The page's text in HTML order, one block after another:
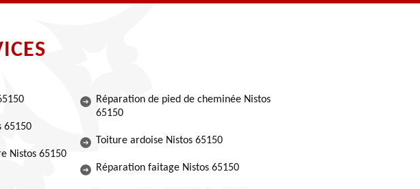
65150
Nistos 65150
Réparation de pied de cheminée Nistos
65150
Toiture ardoise Nistos 65150
Réparation faitage Nistos 65150